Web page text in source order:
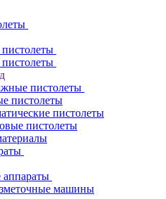
пистолеты
пистолеты
пистолеты
пистолеты
машины